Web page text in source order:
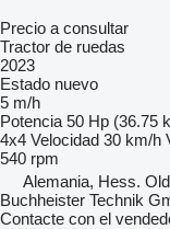
Precio a consultar
Tractor de ruedas
2023
Estado nuevo
5 m/h
Potencia 50 Hp (36.75
4x4 Velocidad 30 km/h
540 rpm
Alemania, Hess.
Buchheister Technik
Contacte con el